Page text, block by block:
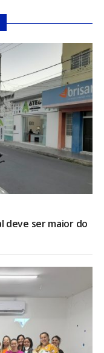
deve ser maior do